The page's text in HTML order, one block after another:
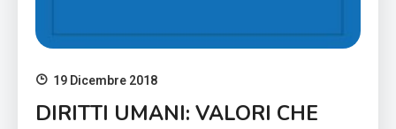
19 Dicembre 2018
DIRITTI UMANI: VALORI CHE